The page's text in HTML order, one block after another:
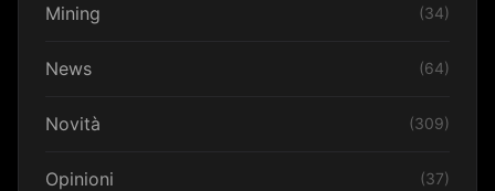
Mining (34)
News (64)
Novità (309)
Opinioni (37)